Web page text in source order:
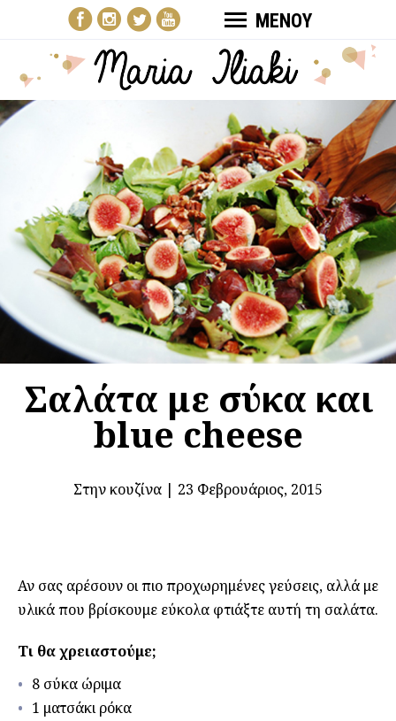
ΜΕΝΟΥ
Σαλάτα με σύκα και
blue cheese
Στην κουζίνα | 23 Φεβρουάριος, 2015
Αν σας αρέσουν οι πιο προχωρημένες γεύσεις, αλλά με
υλικά που βρίσκουμε εύκολα φτιάξτε αυτή τη σαλάτα.
Τι θα χρειαστούμε;
8 σύκα ώριμα
1 ματσάκι ρόκα